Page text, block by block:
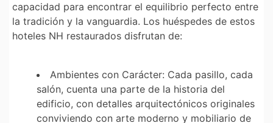
capacidad para encontrar el equilibrio perfecto entre
la tradición y la vanguardia. Los huéspedes de estos
hoteles NH restaurados disfrutan de:
Ambientes con Carácter: Cada pasillo, cada
salón, cuenta una parte de la historia del
edificio, con detalles arquitectónicos originales
conviviendo con arte moderno y mobiliario de